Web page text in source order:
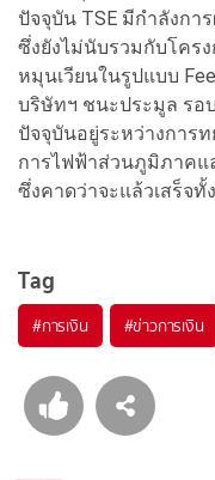
ปัจจุบัน TSE มีกำลังกา
ซึ่งยังไม่นับรวมกับโคร
หมุนเวียนในรูปแบบ
บริษัทฯ ชนะประมูล รอ
ปัจจุบันอยู่ระหว่างการ
การไฟฟ้าส่วนภูมิภาคแ
ซึ่งคาดว่าจะแล้วเสร็จ
Tag
#การเงิน #ข่าวการเงิน